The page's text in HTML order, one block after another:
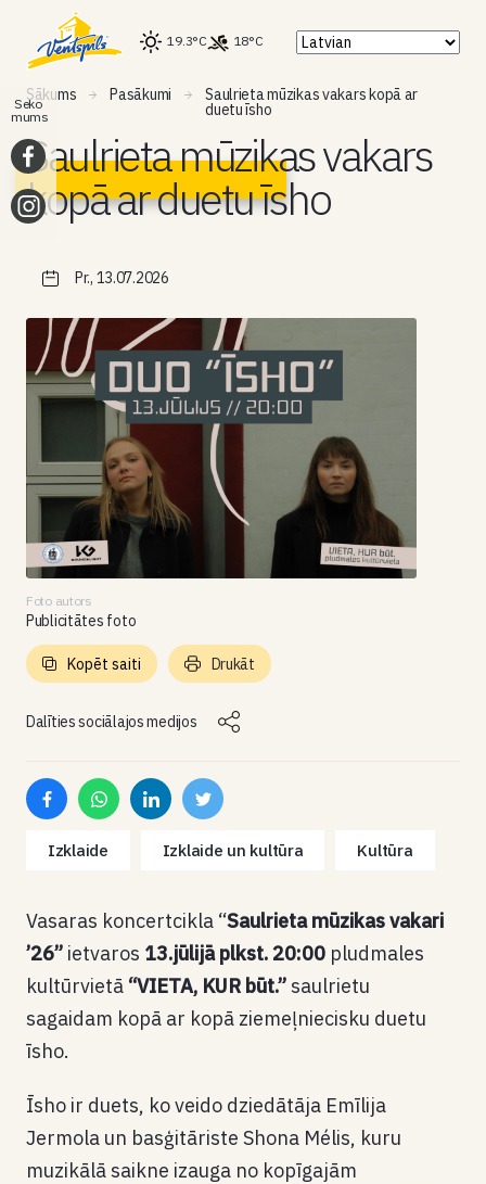
19.3°C 18°C
Sākums Pasākumi Saulrieta mūzikas vakars kopā ar
duetu īsho
Saulrieta mūzikas vakars
kopā ar duetu īsho
Pr., 13.07.2026
Foto autors
Publicitātes foto
Dalīties sociālajos medijos
Kopēt saiti Drukāt
Izklaide Izklaide un kultūra Kultūra
Vasaras koncertcikla “Saulrieta mūzikas vakari
’26” ietvaros 13.jūlijā plkst. 20:00 pludmales
kultūrvietā “VIETA, KUR būt.” saulrietu
sagaidam kopā ar kopā ziemeļniecisku duetu
īsho.
Īsho ir duets, ko veido dziedātāja Emīlija
Jermola un basģitāriste Shona Mélis, kuru
muzikālā saikne izauga no kopīgajām
Seko
mums